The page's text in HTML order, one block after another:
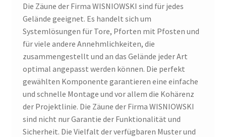
Die Zäune der Firma WISNIOWSKI sind für jedes
Gelände geeignet. Es handelt sich um
Systemlösungen für Tore, Pforten mit Pfosten und
für viele andere Annehmlichkeiten, die
zusammengestellt und an das Gelände jeder Art
optimal angepasst werden können. Die perfekt
gewählten Komponente garantieren eine einfache
und schnelle Montage und vor allem die Kohärenz
der Projektlinie. Die Zäune der Firma WISNIOWSKI
sind nicht nur Garantie der Funktionalität und
Sicherheit. Die Vielfalt der verfügbaren Muster und